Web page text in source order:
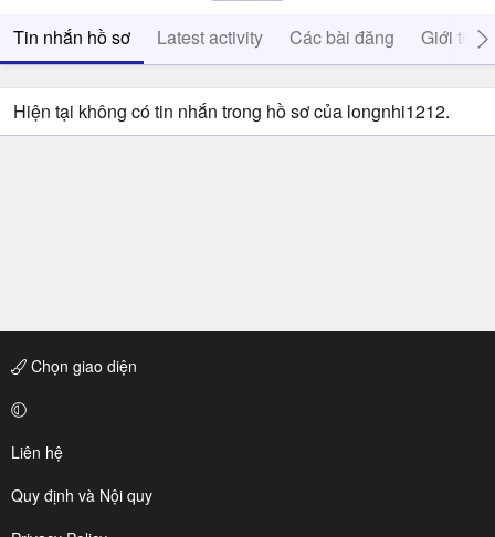
Tin nhắn hồ sơ Latest activity Các bài đăng Giới thiệu
Hiện tại không có tin nhắn trong hồ sơ của longnhi1212.
Chọn giao diện
Liên hệ
Quy định và Nội quy